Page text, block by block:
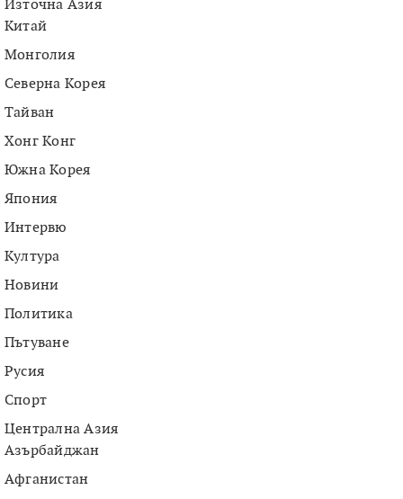
Източна Азия
Китай
Монголия
Северна Корея
Тайван
Хонг Конг
Южна Корея
Япония
Интервю
Култура
Новини
Политика
Пътуване
Русия
Спорт
Централна Азия
Азърбайджан
Афганистан